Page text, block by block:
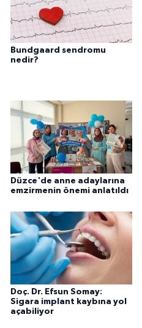
Bundgaard sendromu
nedir?
Düzce'de anne adaylarına
emzirmenin önemi anlatıldı
Doç. Dr. Efsun Somay:
Sigara implant kaybına yol
açabiliyor